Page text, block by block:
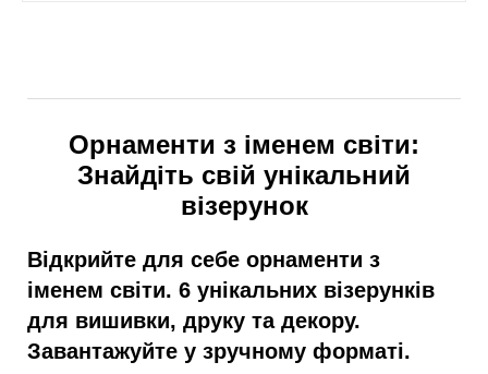
Орнаменти з іменем світи:
Знайдіть свій унікальний
візерунок
Відкрийте для себе орнаменти з
іменем світи. 6 унікальних візерунків
для вишивки, друку та декору.
Завантажуйте у зручному форматі.